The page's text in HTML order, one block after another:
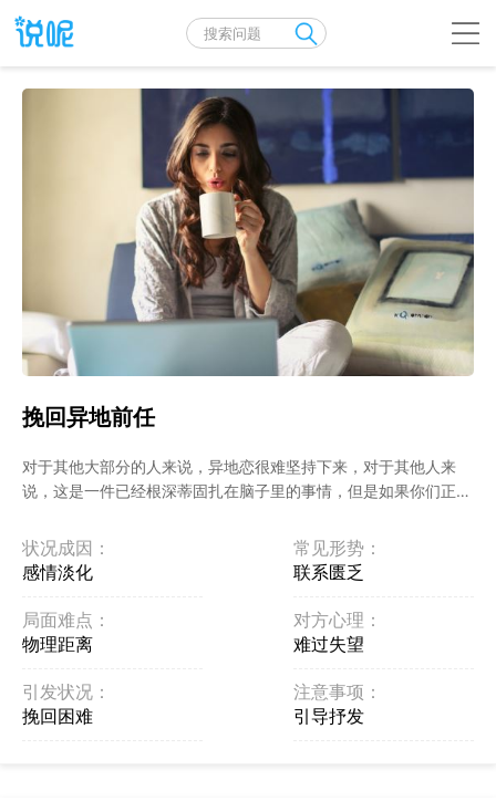
挽回异地前任
对于其他大部分的人来说，异地恋很难坚持下来，对于其他人来
说，这是一件已经根深蒂固扎在脑子里的事情，但是如果你们正在
状况成因：
感情淡化
常见形势：
联系匮乏
局面难点：
物理距离
对方心理：
难过失望
引发状况：
挽回困难
注意事项：
引导抒发